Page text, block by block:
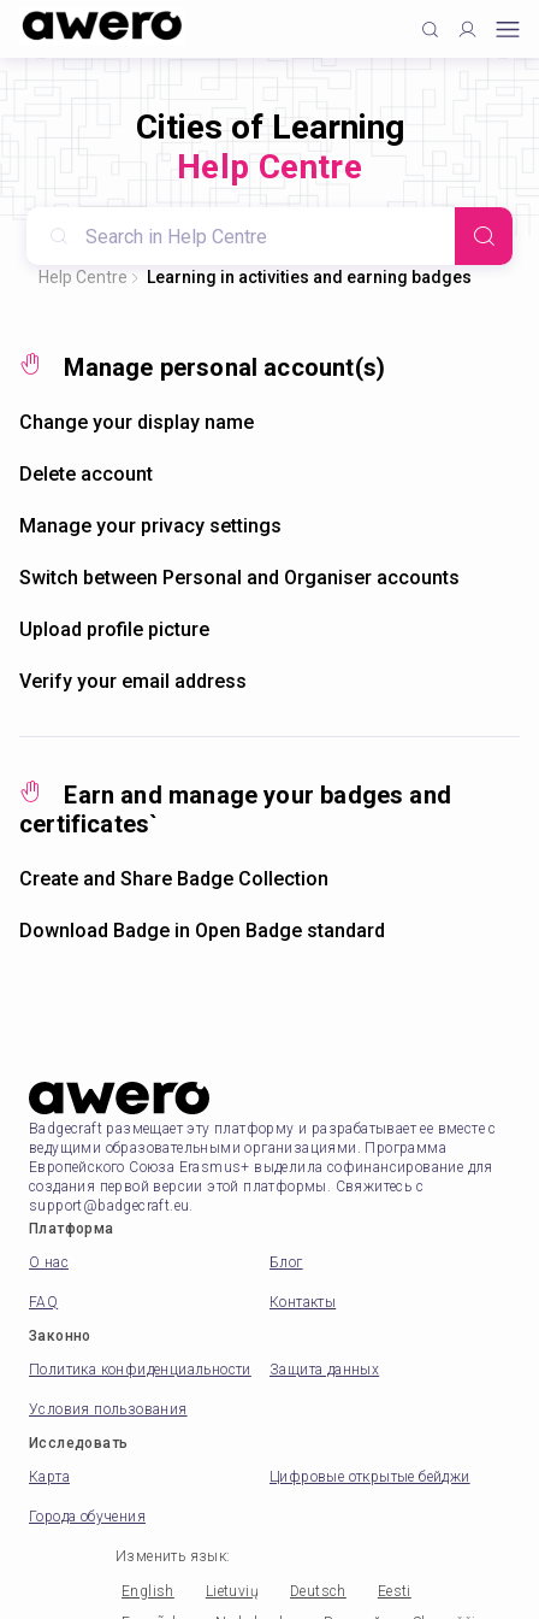
Cities of Learning
Help Centre
Help Centre Learning in activities and earning badges
Manage personal account(s)
Change your display name
Delete account
Manage your privacy settings
Switch between Personal and Organiser accounts
Upload profile picture
Verify your email address
Earn and manage your badges and
certificates`
Create and Share Badge Collection
Download Badge in Open Badge standard
Badgecraft размещает эту платформу и разрабатывает ее вместе с
ведущими образовательными организациями. Программа
Европейского Союза Erasmus+ выделила софинансирование для
создания первой версии этой платформы. Свяжитесь с
support@badgecraft.eu.
Платформа
О нас
Блог
FAQ
Контакты
Законно
Политика конфиденциальности
Защита данных
Условия пользования
Исследовать
Карта
Цифровые открытые бейджи
Города обучения
Изменить язык:
English Lietuvių Deutsch
Eesti